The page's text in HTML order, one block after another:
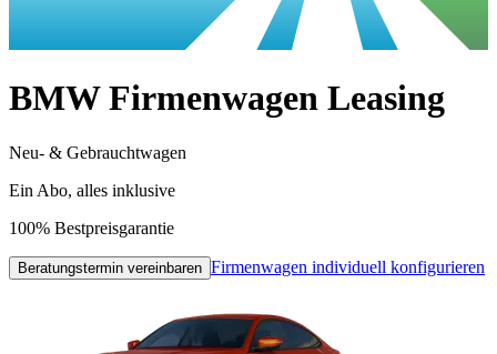
BMW Firmenwagen Leasing
Neu- & Gebrauchtwagen
Ein Abo, alles inklusive
100% Bestpreisgarantie
Beratungstermin vereinbaren Firmenwagen individuell konfigurieren